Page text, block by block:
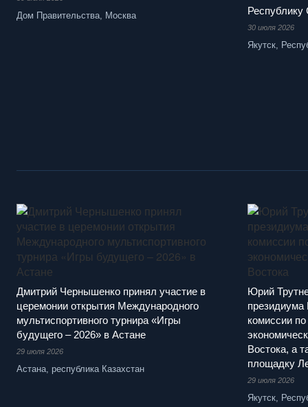
Дом Правительства, Москва
Республику
30 июля 2026
Якутск,
Дмитрий Чернышенко принял участие в
церемонии открытия Международного
мультиспортивного турнира «Игры
будущего – 2026» в Астане
29 июля 2026
Астана, республика Казахстан
Юрий
президиума
комиссии
Востока, а
площадку
29 июля 2026
Якутск,